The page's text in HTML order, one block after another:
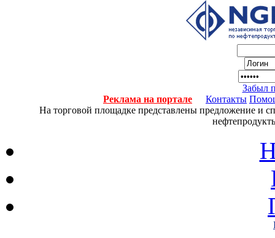
Забыл
Реклама на портале
Контакты
На торговой площадке представлены предложение и